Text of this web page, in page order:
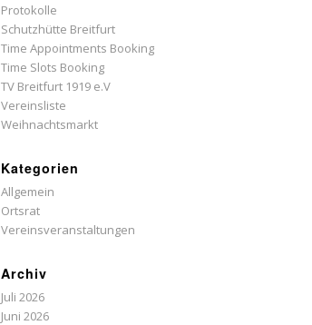
Protokolle
Schutzhütte Breitfurt
Time Appointments Booking
Time Slots Booking
TV Breitfurt 1919 e.V
Vereinsliste
Weihnachtsmarkt
Kategorien
Allgemein
Ortsrat
Vereinsveranstaltungen
Archiv
Juli 2026
Juni 2026